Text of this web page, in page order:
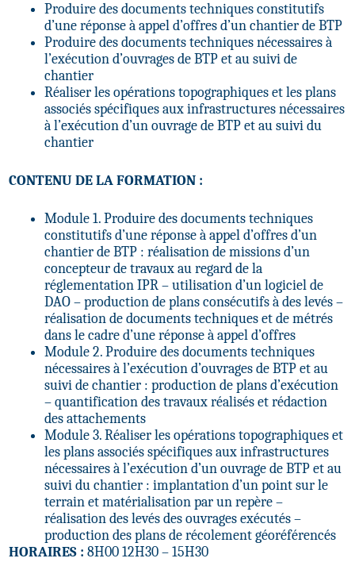
Produire des documents techniques constitutifs
d’une réponse à appel d’offres d’un chantier de BTP
Produire des documents techniques nécessaires à
l’exécution d’ouvrages de BTP et au suivi de
chantier
Réaliser les opérations topographiques et les plans
associés spécifiques aux infrastructures nécessaires
à l’exécution d’un ouvrage de BTP et au suivi du
chantier
CONTENU DE LA FORMATION :
Module 1. Produire des documents techniques
constitutifs d’une réponse à appel d’offres d’un
chantier de BTP : réalisation de missions d’un
concepteur de travaux au regard de la
réglementation IPR – utilisation d’un logiciel de
DAO – production de plans consécutifs à des levés –
réalisation de documents techniques et de métrés
dans le cadre d’une réponse à appel d’offres
Module 2. Produire des documents techniques
nécessaires à l’exécution d’ouvrages de BTP et au
suivi de chantier : production de plans d’exécution
– quantification des travaux réalisés et rédaction
des attachements
Module 3. Réaliser les opérations topographiques et
les plans associés spécifiques aux infrastructures
nécessaires à l’exécution d’un ouvrage de BTP et au
suivi du chantier : implantation d’un point sur le
terrain et matérialisation par un repère –
réalisation des levés des ouvrages exécutés –
production des plans de récolement géoréférencés
HORAIRES : 8H00 12H30 – 15H30